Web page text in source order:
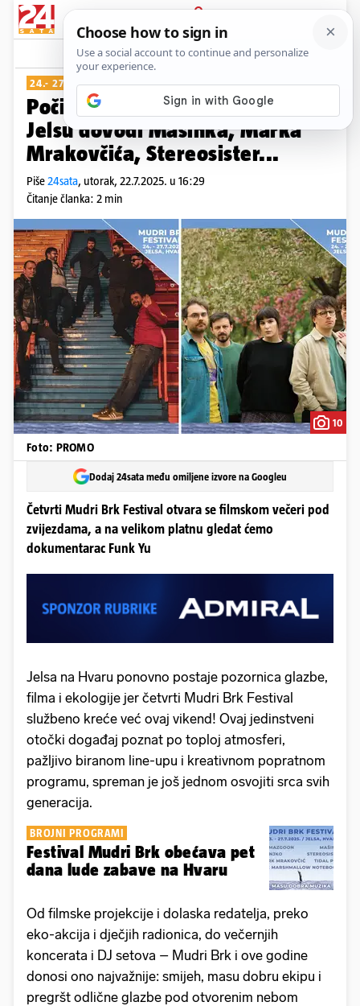
PRIJAVA
Show Komentari
24.- 27.7
Počinje Mudri Brk! Festival na
Jelsu dovodi Mašinka, Marka
Mrakovčića, Stereosister...
Piše24sata, utorak, 22.7.2025. u 16:29
Čitanje članka: 2 min
10
Foto: PROMO
Dodaj 24sata među omiljene izvore na Googleu
Četvrti Mudri Brk Festival otvara se filmskom večeri pod
zvijezdama, a na velikom platnu gledat ćemo
dokumentarac Funk Yu
Jelsa na Hvaru ponovno postaje pozornica glazbe,
filma i ekologije jer četvrti Mudri Brk Festival
službeno kreće već ovaj vikend! Ovaj jedinstveni
otočki događaj poznat po toploj atmosferi,
pažljivo biranom line-upu i kreativnom popratnom
programu, spreman je još jednom osvojiti srca svih
generacija.
BROJNI PROGRAMI
Festival Mudri Brk obećava pet
dana lude zabave na Hvaru
Od filmske projekcije i dolaska redatelja, preko
eko-akcija i dječjih radionica, do večernjih
koncerata i DJ setova – Mudri Brk i ove godine
donosi ono najvažnije: smijeh, masu dobru ekipu i
pregršt odlične glazbe pod otvorenim nebom